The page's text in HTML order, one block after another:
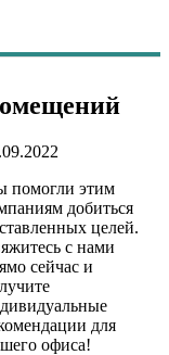
помогли этим
добиться
целей.
с нами
сейчас и
для
офиса!